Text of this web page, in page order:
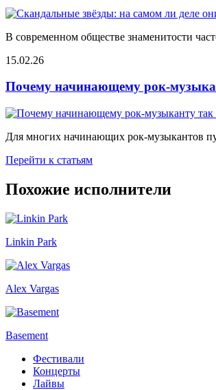
В современном обществе знаменитости
15.02.26
Почему начинающему рок-
Для многих начинающих рок-музыкантов
Перейти к статьям
Похожие исполнители
Linkin Park
Alex Vargas
Basement
Фестивали
Концерты
Лайвы